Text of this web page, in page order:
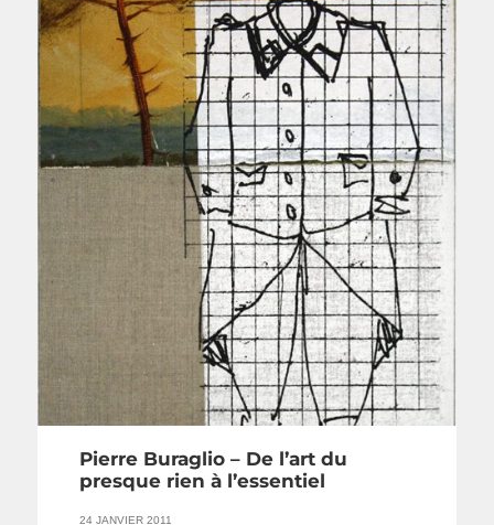
Pierre Buraglio – De l’art du
presque rien à l’essentiel
24 JANVIER 2011